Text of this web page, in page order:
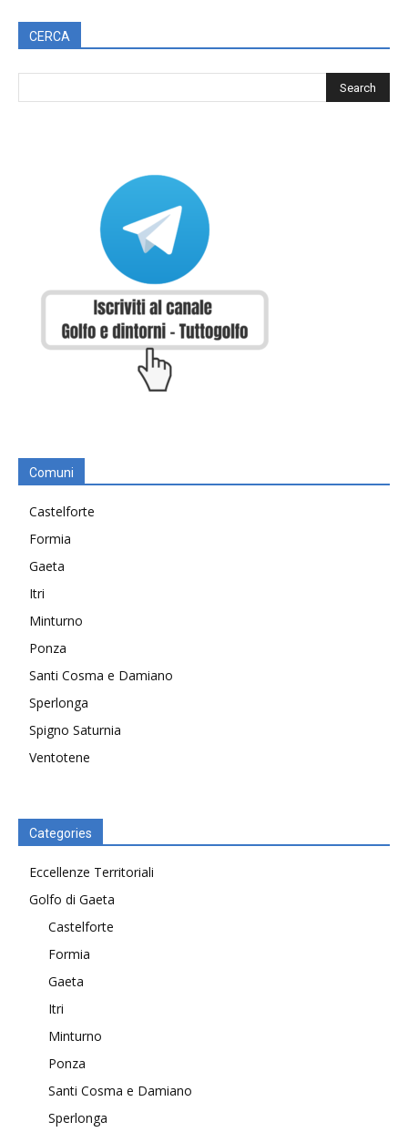
CERCA
Comuni
Castelforte
Formia
Gaeta
Itri
Minturno
Ponza
Santi Cosma e Damiano
Sperlonga
Spigno Saturnia
Ventotene
Categories
Eccellenze Territoriali
Golfo di Gaeta
Castelforte
Formia
Gaeta
Itri
Minturno
Ponza
Santi Cosma e Damiano
Sperlonga